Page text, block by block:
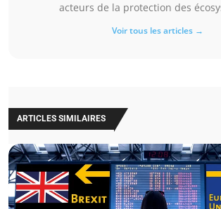
acteurs de la protection des
Voir tous les articles →
ARTICLES SIMILAIRES